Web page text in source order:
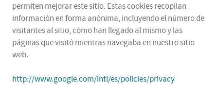
permiten mejorar este sitio. Estas cookies recopilan
información en forma anónima, incluyendo el número de
visitantes al sitio, cómo han llegado al mismo y las
páginas que visitó mientras navegaba en nuestro sitio
web.
http://www.google.com/intl/es/policies/privacy